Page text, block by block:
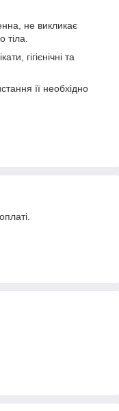
не викликає
гігієнічні та
її необхідно